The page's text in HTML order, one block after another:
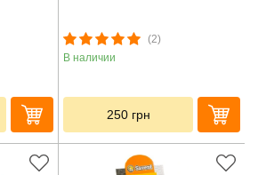
(2)
В наличии
250 грн